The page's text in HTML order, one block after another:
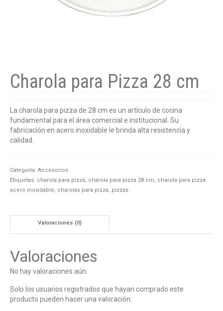
Charola para Pizza 28 cm
La charola para pizza de 28 cm es un artículo de cocina
fundamental para el área comercial e institucional. Su
fabricación en acero inoxidable le brinda alta resistencia y
calidad.
Categoría: Accesorios
Etiquetas: charola para pizza, charola para pizza 28 cm, charola para pizza
acero inoxidable, charolas para pizza, pizzas
Valoraciones (0)
Valoraciones
No hay valoraciones aún.
Solo los usuarios registrados que hayan comprado este
producto pueden hacer una valoración.